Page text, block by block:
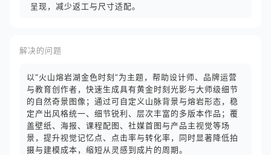
呈现，减少返工与尺寸适配。
解决的问题
以“火山熔岩湖金色时刻”为主题，帮助设计师、品牌运营
与教育创作者，快速生成具有黄金时刻光影与大师级细节
的自然奇景图像；通过可自定义山脉背景与熔岩形态，稳
定产出风格统一、细节锐利、层次丰富的多版本作品；覆
盖壁纸、海报、课程配图、社媒首图与产品主视觉等场
景，提升视觉记忆点、点击率与转化率，同时显著降低拍
摄与建模成本，缩短从灵感到成片的周期。